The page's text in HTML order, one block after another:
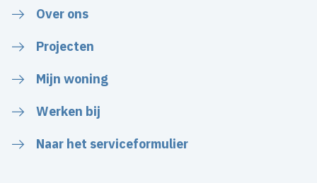
Over ons
Projecten
Mijn woning
Werken bij
Naar het serviceformulier